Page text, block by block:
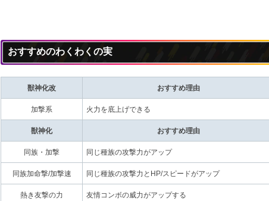
おすすめのわくわくの実
獣神化改 おすすめ理由
加撃系 火力を底上げできる
獣神化 おすすめ理由
同族・加撃 同じ種族の攻撃力がアップ
同族加命撃/加撃速 同じ種族の攻撃力とHP/スピードがアップ
熱き友撃の力 友情コンボの威力がアップする